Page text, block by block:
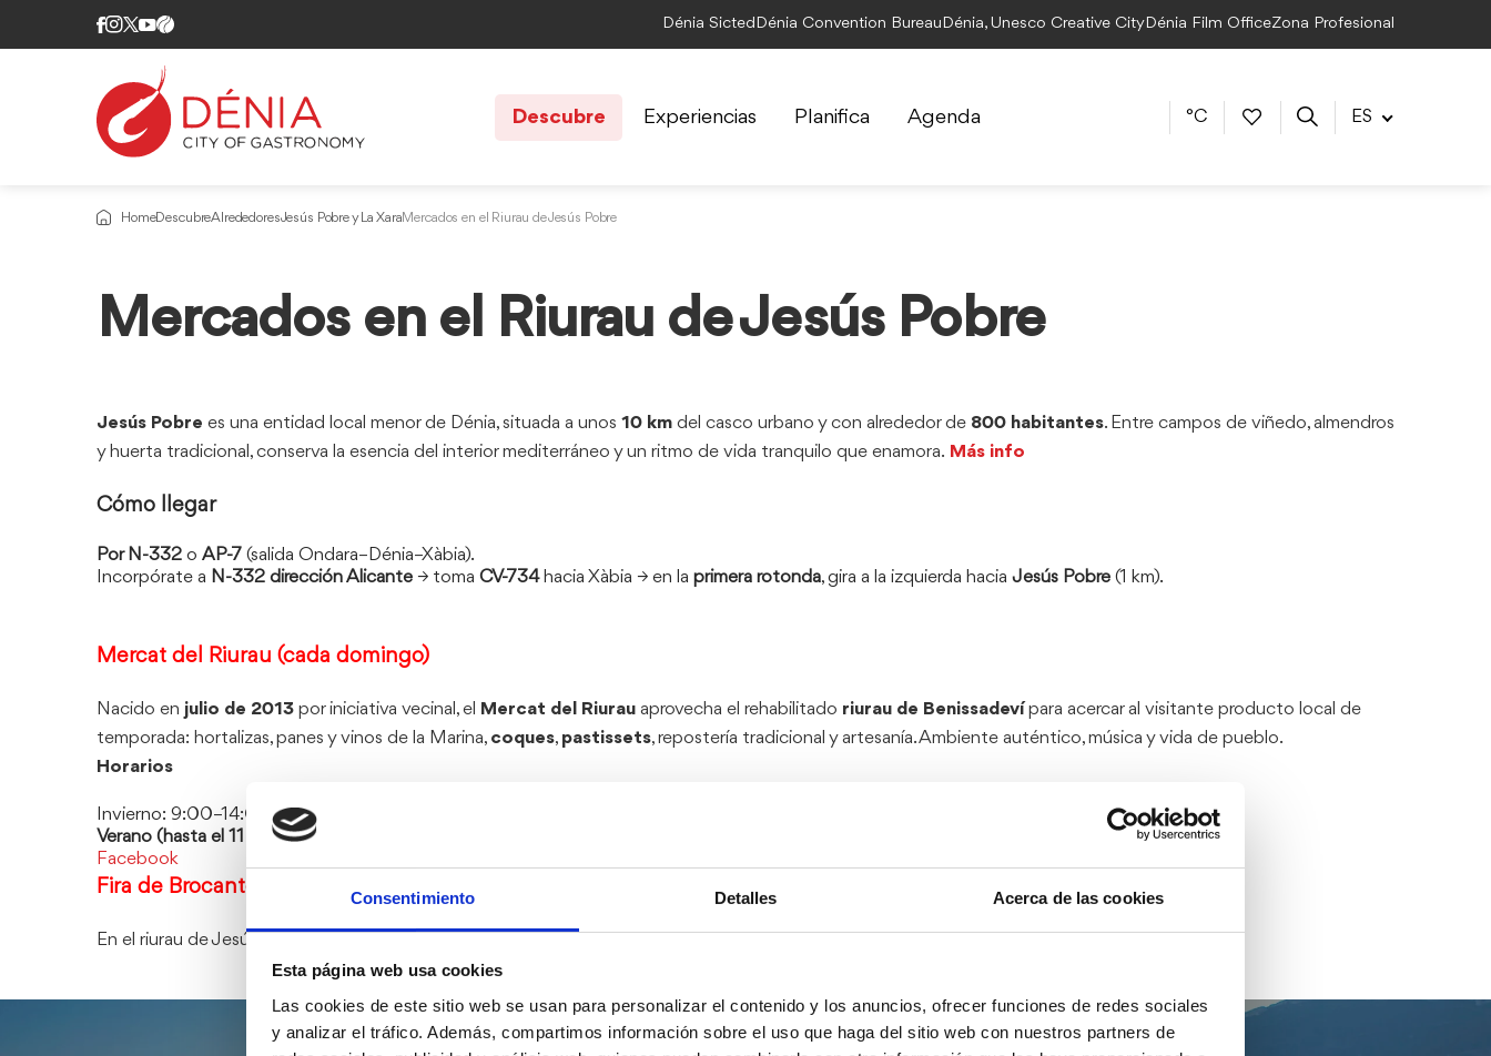
Consentimiento Detalles Acerca de las cookies
Esta página web usa cookies
Las cookies de este sitio web se usan para personalizar el contenido y los anuncios, ofrecer funciones de redes sociales
y analizar el tráfico. Además, compartimos información sobre el uso que haga del sitio web con nuestros partners de
Dénia Sicted Dénia Convention Bureau Dénia, Unesco Creative CityDénia Film OfficeZona Profesional
Descubre Experiencias Planifica Agenda °C ES
HomeDescubreAlrededoresJesús Pobre y La XaraMercados en el Riurau de Jesús Pobre
Mercados en el Riurau de Jesús Pobre
Información
sobre
Jesús Pobre es una entidad local menor de Dénia, situada a unos 10 km del casco urbano y con alrededor de 800 habitantes. Entre campos de viñedo, almendros
y huerta tradicional, conserva la esencia del interior mediterráneo y un ritmo de vida tranquilo que enamora. Más info
Cómo llegar
Por N-332 o AP-7 (salida Ondara–Dénia–Xàbia).
Incorpórate a N-332 dirección Alicante → toma CV-734hacia Xàbia → en la primera rotonda, gira a la izquierda hacia Jesús Pobre (1 km).
Mercat del Riurau (cada domingo)
Nacido en julio de 2013 por iniciativa vecinal, el Mercat del Riurau aprovecha el rehabilitado riurau de Benissadevípara acercar al visitante producto local de
temporada: hortalizas, panes y vinos de la Marina, coques, pastissets, repostería tradicional y artesanía. Ambiente auténtico, música y vida de pueblo.
Horarios
Invierno: 9:00–14:00
Verano (hasta el 11 de septiembre):
Facebook
Fira de Brocanters (primer domingo de cada mes)
En el riurau de Jesús Pobre también tiene lugar el primer domingo de cada mes, la